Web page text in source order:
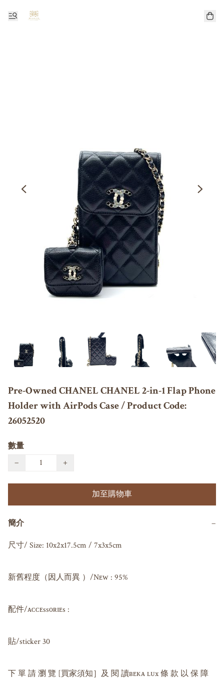
Pre-Owned CHANEL CHANEL 2-in-1 Flap Phone
Holder with AirPods Case / Product Code:
26052520
數量
−
+
加至購物車
簡介 −
尺寸/ Size: 10x2x17.5cm / 7x3x5cm
新舊程度（因人而異 ）/Nᴇᴡ : 95%
配件/ᴀᴄᴄᴇssᴏʀɪᴇs :
貼/sticker 30
下 單 請 瀏 覽 [買家須知］及 閱 讀ʙᴇᴋᴀ ʟᴜx 條 款 以 保 障